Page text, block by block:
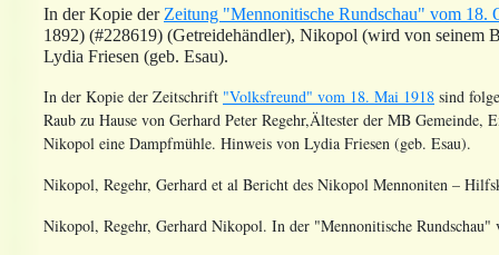
In der Kopie der Zeitung "Mennonitische Rundschau" vom 18.
1892) (#228619) (Getreidehändler), Nikopol (wird von seinem
Lydia Friesen (geb. Esau).
In der Kopie der Zeitschrift "Volksfreund" vom 18. Mai 1918 sind
Raub zu Hause von Gerhard Peter Regehr,Ältester der MB
Nikopol eine Dampfmühle. Hinweis von Lydia Friesen (geb. Esau).
Nikopol, Regehr, Gerhard et al Bericht des Nikopol Mennoniten –
Nikopol, Regehr, Gerhard Nikopol. In der "Mennonitische